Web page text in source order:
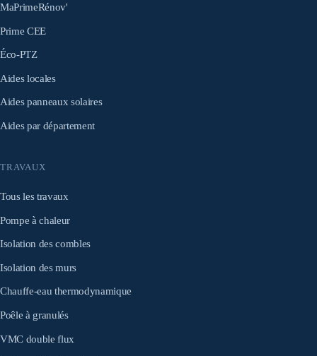
MaPrimeRénov'
Prime CEE
Éco-PTZ
Aides locales
Aides panneaux solaires
Aides par département
TRAVAUX
Tous les travaux
Pompe à chaleur
Isolation des combles
Isolation des murs
Chauffe-eau thermodynamique
Poêle à granulés
VMC double flux